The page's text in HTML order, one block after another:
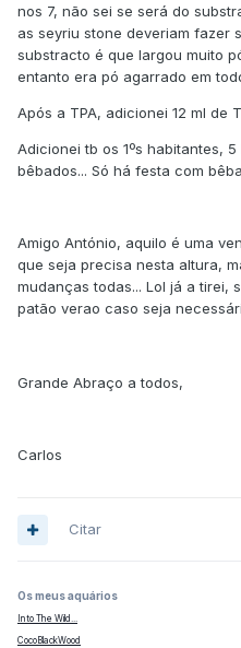
nos 7, não sei se será do
as seyriu stone deveriam fazer
substracto é que largou muito
entanto era pó agarrado em
Após a TPA, adicionei 12 ml de
Adicionei tb os 1ºs habitantes,
bêbados... Só há festa com
Amigo António, aquilo é uma
que seja precisa nesta altura,
mudanças todas... Lol já a tirei,
patão verao caso seja
Grande Abraço a todos,
Carlos
Citar
Os meus aquários
Into The Wild...
CocoBlackWood